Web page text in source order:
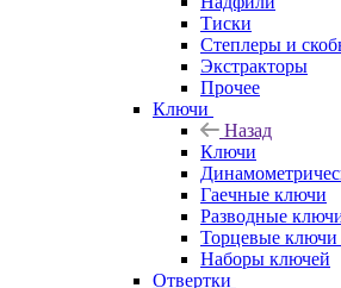
Тиски
Степлеры и
Экстракторы
Прочее
Ключи
Назад
Ключи
Гаечные ключи
Разводные
Торцевые ключи
Наборы ключей
Отвертки